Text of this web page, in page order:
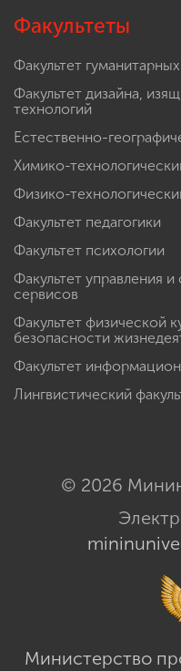
Факультеты
Факультет
Факультет дизайна,
технологий
Естественно-
Химико-
Физико-
Факультет педагогики
Факультет психологии
Факультет управления
сервисов
Факультет физической
безопасности
Факультет
Лингвистический
© 2026
Министерство